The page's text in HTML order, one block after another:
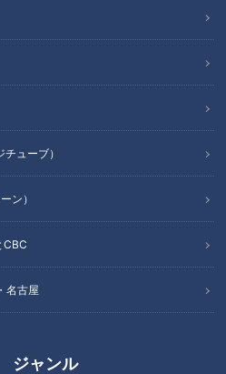
ューブ）
ン）
CBC
名古屋
ジャンル
ではこの10年で児童生徒数が半
年も
阜市初となる「義務教育学校」
では1年生から英語も
の学校をつくる」
北中ではこの10年で児童生
ができない学年も